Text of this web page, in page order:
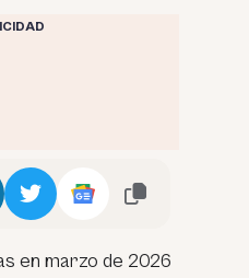
en marzo de 2026